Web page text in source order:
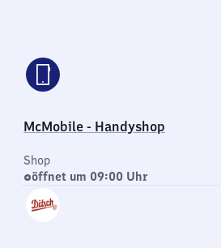
McMobile - Handyshop
Shop
öffnet um 09:00 Uhr